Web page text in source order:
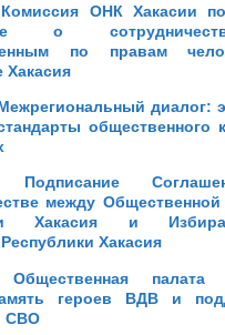
Комиссия ОНК Хакасии
о
по правам
Хакасия
диалог:
общественного
Подписание
между Общественной
Хакасия и
Хакасия
Общественная палата
героев ВДВ и
СВО